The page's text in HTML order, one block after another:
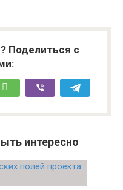
Поделиться с
интересно